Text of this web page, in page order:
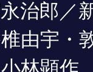
治郎／
由宇・